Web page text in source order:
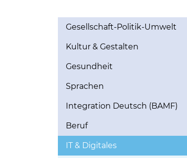
Gesellschaft-Politik-Umwelt
Kultur & Gestalten
Gesundheit
Sprachen
Integration Deutsch (BAMF)
Beruf
IT & Digitales